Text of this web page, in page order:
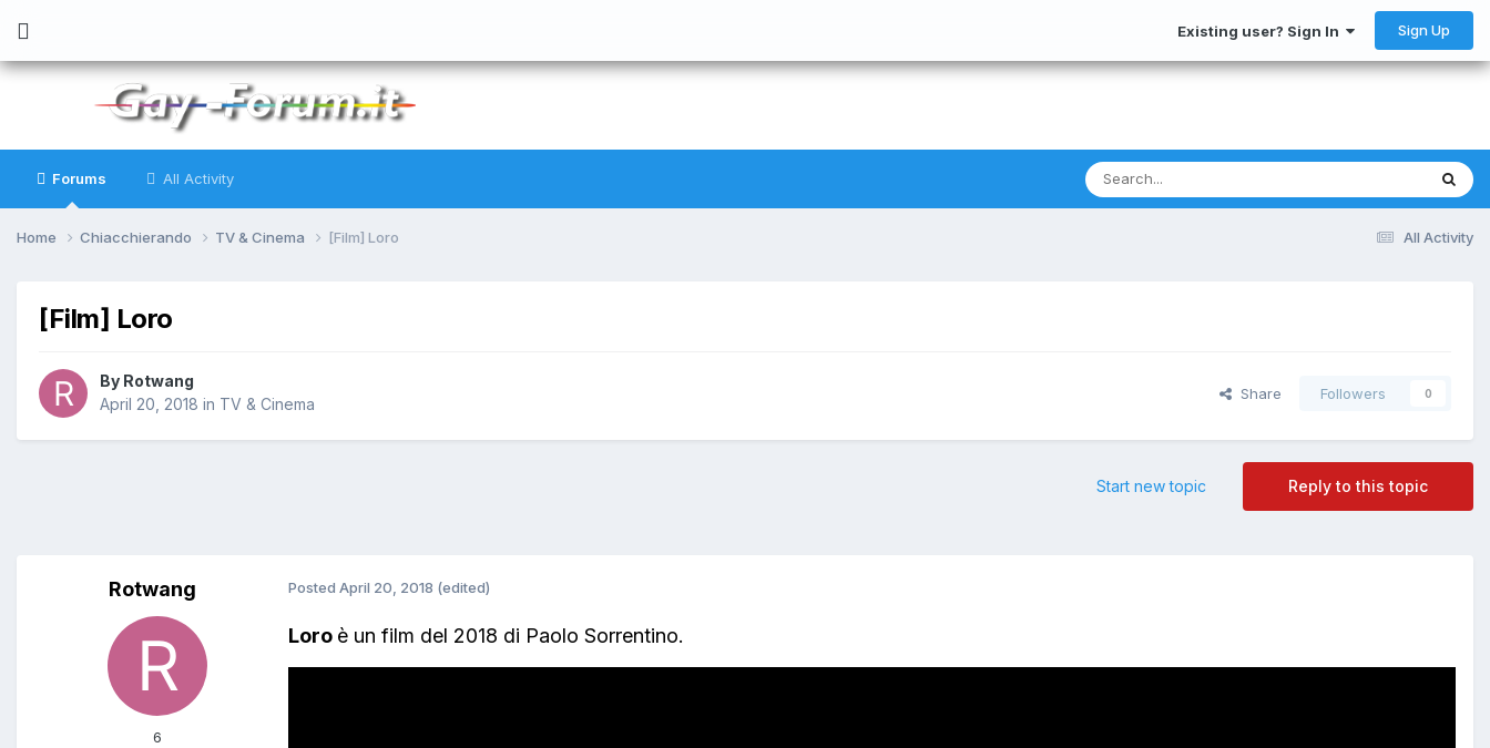
Existing user? Sign In Sign Up
Forums All Activity
All Activity
Home Chiacchierando TV & Cinema [Film] Loro
[Film] Loro
By Rotwang
April 20, 2018 in TV & Cinema
Share Followers 0
Reply to this topic
Start new topic
Rotwang
6
Posted April 20, 2018 (edited)
Loro è un film del 2018 di Paolo Sorrentino.